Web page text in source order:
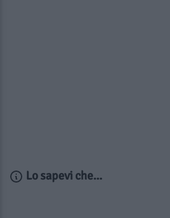
Lo sapevi che...